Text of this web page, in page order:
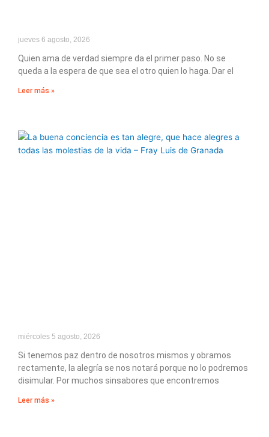
jueves 6 agosto, 2026
Quien ama de verdad siempre da el primer paso. No se
queda a la espera de que sea el otro quien lo haga. Dar el
Leer más »
miércoles 5 agosto, 2026
Si tenemos paz dentro de nosotros mismos y obramos
rectamente, la alegría se nos notará porque no lo podremos
disimular. Por muchos sinsabores que encontremos
Leer más »